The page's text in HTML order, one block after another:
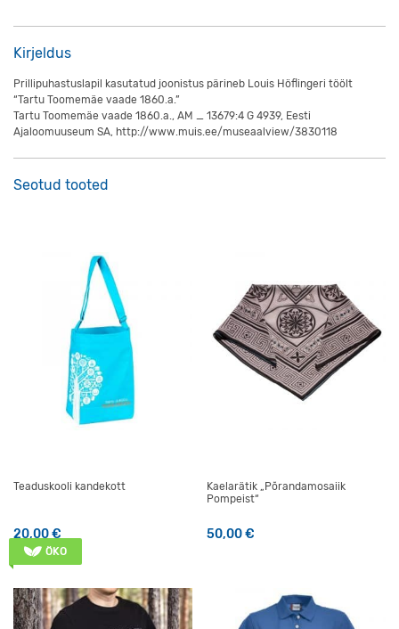
Kirjeldus
Prillipuhastuslapil kasutatud joonistus pärineb Louis Höflingeri töölt
“Tartu Toomemäe vaade 1860.a.”
Tartu Toomemäe vaade 1860.a., AM _ 13679:4 G 4939, Eesti
Ajaloomuuseum SA, http://www.muis.ee/museaalview/3830118
Seotud tooted
Teaduskooli kandekott
20,00€
Kaelarätik „Põrandamosaiik
Pompeist“
50,00€
ÖKO